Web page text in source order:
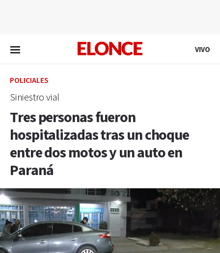
VIVO
POLICIALES
Siniestro vial
Tres personas fueron
hospitalizadas tras un choque
entre dos motos y un auto en
Paraná